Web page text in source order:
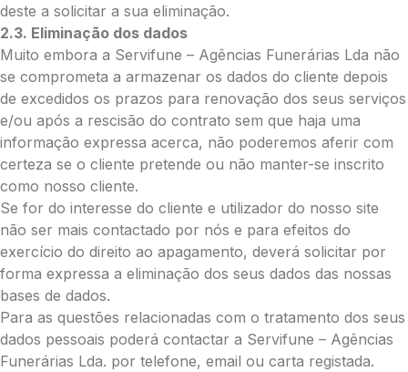
Opção 1 (€25)
Opção 2 (€30)
Opção 3 (€35)
Opção 4 (€40)
Opção 5 (€45)
Opção 6 (€50)
Opção 7 (€55)
Opção 8 (€55)
Opção 9 (€65)
Palma:
Pequena (€85)
Média (€100)
Grande (€115)
Cruz:
Pequena (€85)
Média (€100)
deste a solicitar a sua eliminação.
2.3. Eliminação dos dados
Muito embora a Servifune – Agências Funerárias Lda não
se comprometa a armazenar os dados do cliente depois
de excedidos os prazos para renovação dos seus serviços
e/ou após a rescisão do contrato sem que haja uma
informação expressa acerca, não poderemos aferir com
certeza se o cliente pretende ou não manter-se inscrito
como nosso cliente.
Se for do interesse do cliente e utilizador do nosso site
não ser mais contactado por nós e para efeitos do
exercício do direito ao apagamento, deverá solicitar por
forma expressa a eliminação dos seus dados das nossas
bases de dados.
Para as questões relacionadas com o tratamento dos seus
dados pessoais poderá contactar a Servifune – Agências
Funerárias Lda. por telefone, email ou carta registada.